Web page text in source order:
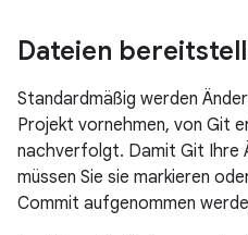
Dateien
Standardmäßig werden
Projekt vornehmen, von Git
nachverfolgt. Damit Git Ihre
müssen Sie sie markieren
Commit aufgenommen